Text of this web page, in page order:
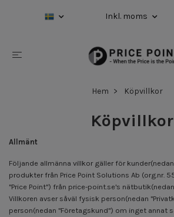
Inkl. moms
Hem Köpvillkor
Köpvillkor
Allmänt
Följande allmänna villkor gäller för
produkter från Price Point Solutions Ab (org.nr.
"Price Point") från price-point.se's
Villkoren avser såväl fysisk person(nedan
person(nedan "Företagskund") om inget annat